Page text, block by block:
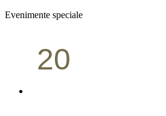
Evenimente speciale
20